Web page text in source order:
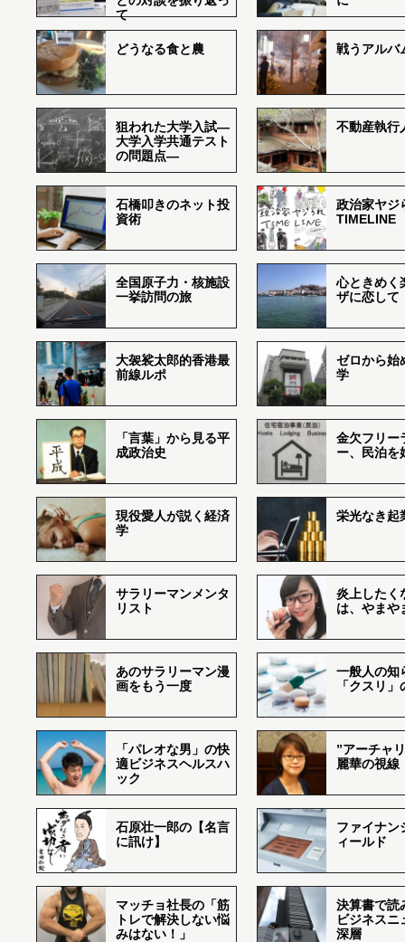
て
どうなる食と農 戦うアルバ
狙われた大学入試―
大学入学共通テスト
の問題点―
不動産執行
石橋叩きのネット投
資術
政治家ヤジ
TIMELINE
全国原子力・核施設
一挙訪問の旅
心ときめく
ザに恋して
大袈裟太郎的香港最
前線ルポ
ゼロから始
学
「言葉」から見る平
成政治史
金欠フリー
ー、民泊を
現役愛人が説く経済
学
栄光なき起
サラリーマンメンタ
リスト
炎上したく
は、やまや
あのサラリーマン漫
画をもう一度
一般人の知
「クスリ
「パレオな男」の快
適ビジネスヘルスハ
ック
”アーチャ
麗華の視線
石原壮一郎の【名言
に訊け】
ファイナン
ィールド
マッチョ社長の「筋
トレで解決しない悩
みはない！」
決算書で読
ビジネスニ
深層